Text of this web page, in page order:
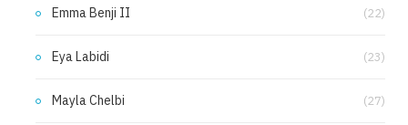
Emma Benji II (22)
Eya Labidi (23)
Mayla Chelbi (27)